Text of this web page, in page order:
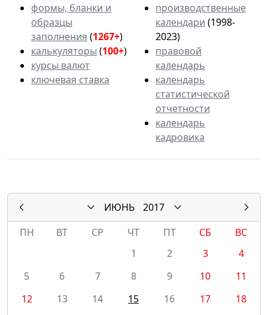
формы, бланки и
образцы
заполнения (1267+)
калькуляторы (100+)
курсы валют
ключевая ставка
производственные
календари (1998-
2023)
правовой
календарь
календарь
статистической
отчетности
календарь
кадровика
ИЮНЬ
2017
ПН
ВТ СР ЧТ ПТ СБ
ВС
1
2 3
4
5
6 7 8 9 10
11
12
13 14 15 16 17
18